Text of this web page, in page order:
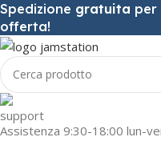
Spedizione gratuita per
offerta!
Assistenza 9:30-18:00 lun-